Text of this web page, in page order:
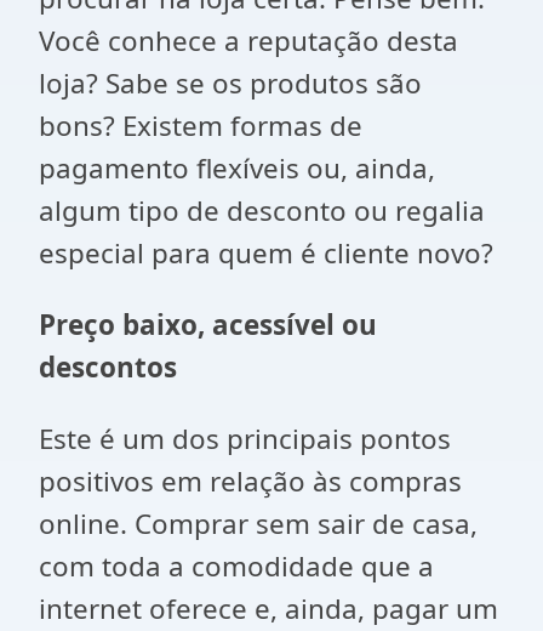
Você conhece a reputação desta
loja? Sabe se os produtos são
bons? Existem formas de
pagamento flexíveis ou, ainda,
algum tipo de desconto ou regalia
especial para quem é cliente novo?
Preço baixo, acessível ou
descontos
Este é um dos principais pontos
positivos em relação às compras
online. Comprar sem sair de casa,
com toda a comodidade que a
internet oferece e, ainda, pagar um